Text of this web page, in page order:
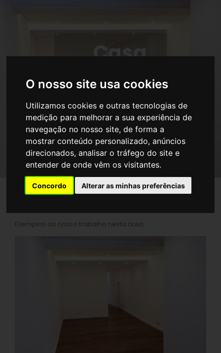
O nosso site usa cookies
Utilizamos cookies e outras tecnologias de
medição para melhorar a sua experiência de
navegação no nosso site, de forma a
mostrar conteúdo personalizado, anúncios
direcionados, analisar o tráfego do site e
entender de onde vêm os visitantes.
Concordo Alterar as minhas preferências
Casa
Graça I
Partilhar
Exemplos do nosso trabalho nesta área.